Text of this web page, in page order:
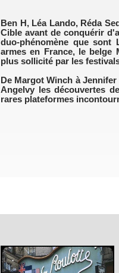
Ben H, Léa Lando, Réda
Cible avant de conquérir
duo-phénomène que
armes en France, le belge
plus sollicité par les
De Margot Winch à
Angelvy les découvertes
rares plateformes